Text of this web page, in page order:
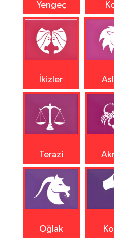
Yengeç
İkizler
Terazi
Oğlak